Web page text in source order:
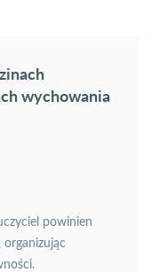
wychowania
powinien